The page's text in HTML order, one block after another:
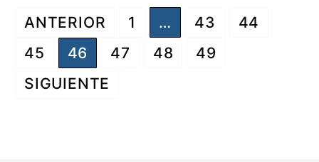
Paginación
de
entradas
ANTERIOR 1 … 43
44
45
46 47 48
49
SIGUIENTE